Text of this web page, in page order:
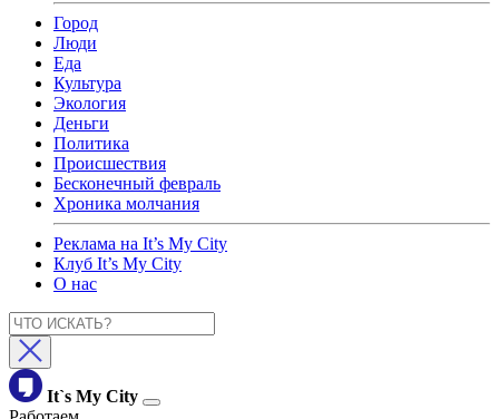
Город
Люди
Еда
Культура
Экология
Деньги
Политика
Происшествия
Бесконечный февраль
Хроника молчания
Реклама на It’s My City
Клуб It’s My City
О нас
It`s My City